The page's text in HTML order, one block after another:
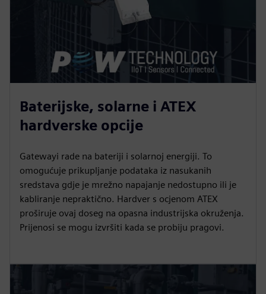
Baterijske, solarne i ATEX
hardverske opcije
Gatewayi rade na bateriji i solarnoj energiji. To
omogućuje prikupljanje podataka iz nasukanih
sredstava gdje je mrežno napajanje nedostupno ili je
kabliranje nepraktično. Hardver s ocjenom ATEX
proširuje ovaj doseg na opasna industrijska okruženja.
Prijenosi se mogu izvršiti kada se probiju pragovi.